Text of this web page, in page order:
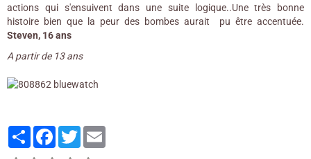
actions qui s'ensuivent dans une suite logique..Une très bonne
histoire bien que la peur des bombes aurait pu être accentuée.
Steven, 16 ans
A partir de 13 ans
PartagerFacebook
Twitter